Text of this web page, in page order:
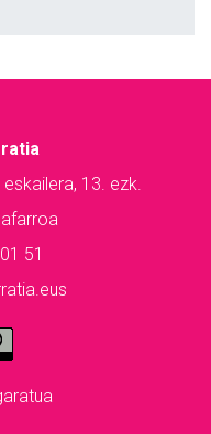
13. ezk.
51